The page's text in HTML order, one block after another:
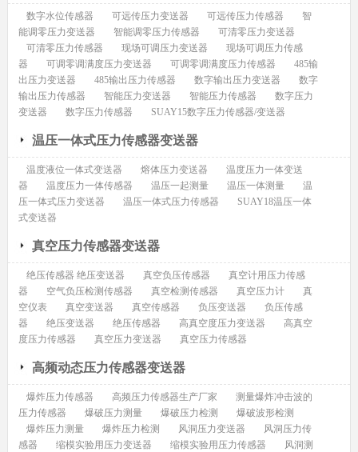
数字水位传感器 可远传压力变送器 可远传压力传感器
智
能调零压力变送器
智能调零压力传感器
可清零压力变送器
可清零压力传感器
现场可调压力变送器
现场可调压力传感
器
可调零调满度压力变送器 可调零调满度压力传感器
485输
出压力变送器
485输出压力传感器 数字输出压力变送器
数字
输出压力传感器
智能压力变送器 智能压力传感器
数字压力
变送器
数字压力传感器 SUAY15数字压力传感器/变送器
温压一体式压力传感器变送器
温度液位一体式变送器 熔体压力变送器
温度压力一体变送
器
温度压力一体传感器 温压一起测量 温压一体测量
温
压一体式压力变送器
温压一体式压力传感器
SUAY18温压一体
式变送器
真空压力传感器变送器
绝压传感器 绝压变送器 真空负压传感器
真空计用压力传感
器
空气负压检测传感器 真空检测传感器 真空压力计
真
空仪表
真空变送器 真空传感器 负压变送器
负压传感
器
绝压变送器 绝压传感器 高真空度压力变送器
高真空
度压力传感器
真空压力变送器 真空压力传感器
高频动态压力传感器变送器
爆炸压力传感器 高频压力传感器生产厂家
测量爆炸冲击波的
压力传感器
爆破压力测量 爆破压力检测
爆破波形检测
爆炸压力测量
爆炸压力检测 风洞压力变送器
风洞压力传
感器
缩模实验用压力变送器 缩模实验用压力传感器
风洞测